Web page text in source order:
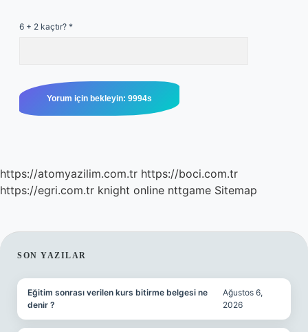
6 + 2 kaçtır? *
https://atomyazilim.com.tr https://boci.com.tr
https://egri.com.tr knight online nttgame Sitemap
SIDEBAR
SON YAZILAR
Eğitim sonrası verilen kurs bitirme belgesi ne
denir ?
Ağustos 6,
2026